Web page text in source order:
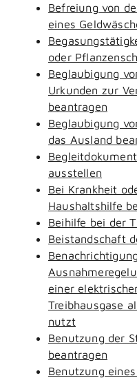
Befreiung von
eines
oder
Beglaubigung
Urkunden zur
beantragen
Beglaubigung
das Ausland
ausstellen
Bei Krankheit
Haushaltshilfe
Beihilfe bei der
Beistandschaft
einer
Treibhausgase
nutzt
Benutzung der
beantragen
Benutzung